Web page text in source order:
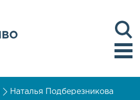
Наталья Подберезникова